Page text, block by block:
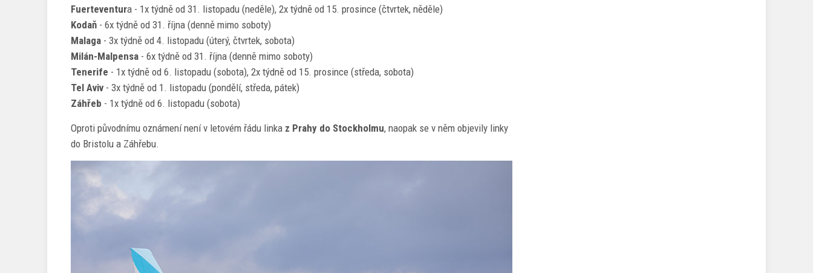
Fuerteventura - 1x týdně od 31. listopadu (neděle), 2x týdně od 15. prosince (čtvrtek, něděle)
Kodaň - 6x týdně od 31. října (denně mimo soboty)
Malaga - 3x týdně od 4. listopadu (úterý, čtvrtek, sobota)
Milán-Malpensa - 6x týdně od 31. října (denně mimo soboty)
Tenerife - 1x týdně od 6. listopadu (sobota), 2x týdně od 15. prosince (středa, sobota)
Tel Aviv - 3x týdně od 1. listopadu (pondělí, středa, pátek)
Záhřeb - 1x týdně od 6. listopadu (sobota)
Oproti původnímu oznámení není v letovém řádu linka z Prahy do Stockholmu, naopak se v něm objevily linky
do Bristolu a Záhřebu.